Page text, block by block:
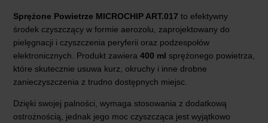
Sprężone Powietrze MICROCHIP ART.017 to efektywny
środek czyszczący w formie aerozolu, zaprojektowany do
pielęgnacji i czyszczenia peryferii oraz podzespołów
elektronicznych. Produkt zawiera 400 ml sprężonego powietrza,
które skutecznie usuwa kurz, okruchy i inne drobne
zanieczyszczenia z trudno dostępnych miejsc.
Dzięki swojej palności, wymaga stosowania z dodatkową
ostrożnością, jednak jego moc czyszcząca jest wyjątkowo